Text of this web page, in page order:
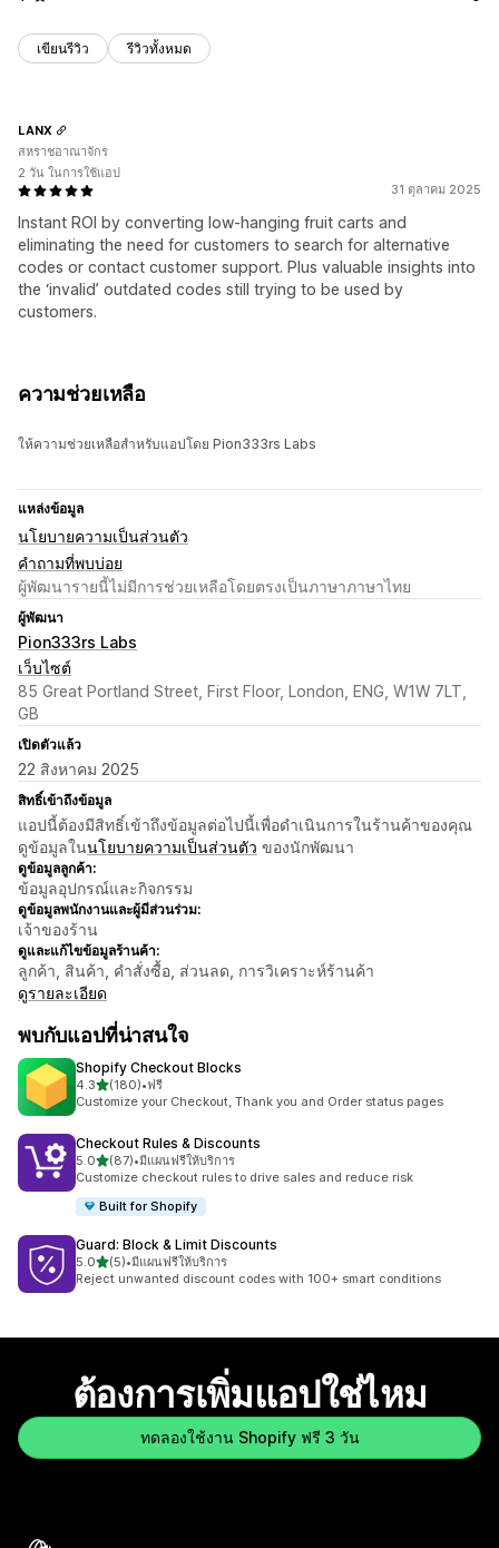
เขียนรีวิว รีวิวทั้งหมด
31 ตุลาคม 2025
Instant ROI by converting low-hanging fruit carts and
eliminating the need for customers to search for alternative
codes or contact customer support. Plus valuable insights into
the ‘invalid’ outdated codes still trying to be used by
customers.
LANX
สหราชอาณาจักร
2 วัน ในการใช้แอป
ความช่วยเหลือ
ให้ความช่วยเหลือสำหรับแอปโดย Pion333rs Labs
แหล่งข้อมูล
นโยบายความเป็นส่วนตัว
คำถามที่พบบ่อย
ผู้พัฒนารายนี้ไม่มีการช่วยเหลือโดยตรงเป็นภาษาภาษาไทย
ผู้พัฒนา
Pion333rs Labs
เว็บไซต์
85 Great Portland Street, First Floor, London, ENG, W1W 7LT,
GB
เปิดตัวแล้ว
22 สิงหาคม 2025
สิทธิ์เข้าถึงข้อมูล
แอปนี้ต้องมีสิทธิ์เข้าถึงข้อมูลต่อไปนี้เพื่อดำเนินการในร้านค้าของคุณ
ดูข้อมูลในนโยบายความเป็นส่วนตัว ของนักพัฒนา
ดูข้อมูลลูกค้า:
ข้อมูลอุปกรณ์และกิจกรรม
ดูข้อมูลพนักงานและผู้มีส่วนร่วม:
เจ้าของร้าน
ดูและแก้ไขข้อมูลร้านค้า:
ลูกค้า, สินค้า, คำสั่งซื้อ, ส่วนลด, การวิเคราะห์ร้านค้า
ดูรายละเอียด
พบกับแอปที่น่าสนใจ
Shopify Checkout Blocks
4.3เต็ม 5 ดาว
(180)
ทั้งหมด 180 รีวิว
•ฟรี
Customize your Checkout, Thank you and Order status pages
Checkout Rules & Discounts
5.0เต็ม 5 ดาว
(87)
ทั้งหมด 87 รีวิว
•มีแผนฟรีให้บริการ
Customize checkout rules to drive sales and reduce risk
Built for Shopify
Guard: Block & Limit Discounts
5.0เต็ม 5 ดาว
(5)
ทั้งหมด 5 รีวิว
•มีแผนฟรีให้บริการ
Reject unwanted discount codes with 100+ smart conditions
ต้องการเพิ่มแอปใช่ไหม
ทดลองใช้งาน Shopify ฟรี 3 วัน